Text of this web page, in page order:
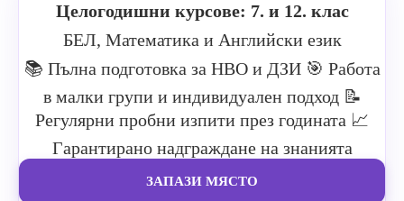
Целогодишни курсове: 7. и 12. клас
БЕЛ, Математика и Английски език
📚 Пълна подготовка за НВО и ДЗИ 🎯 Работа
в малки групи и индивидуален подход 📝
Регулярни пробни изпити през годината 📈
Гарантирано надграждане на знанията
ЗАПАЗИ МЯСТО